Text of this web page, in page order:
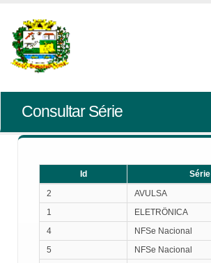
Consultar Série
Id
Série
2
AVULSA
1
ELETRÖNICA
4
NFSe Nacional
5
NFSe Nacional